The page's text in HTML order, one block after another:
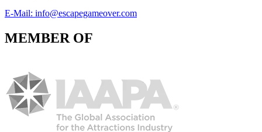
E-Mail: info@escapegameover.com
MEMBER OF